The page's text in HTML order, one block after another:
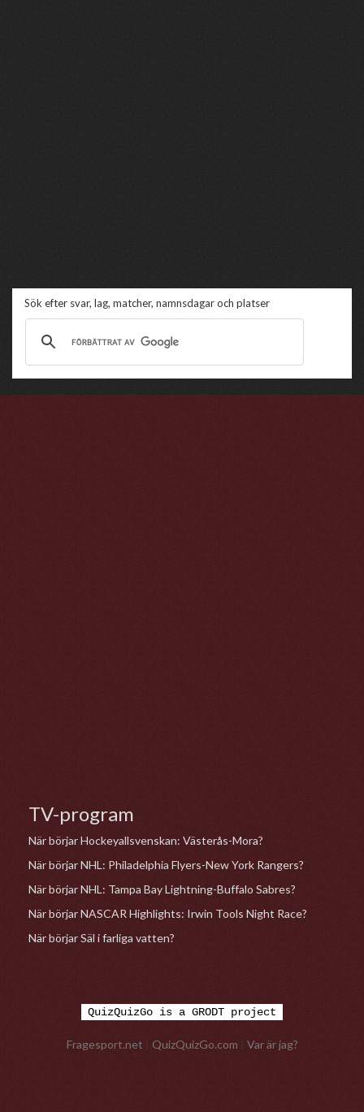
Sök efter svar, lag, matcher, namnsdagar och platser
TV-program
När börjar Hockeyallsvenskan: Västerås-Mora?
När börjar NHL: Philadelphia Flyers-New York Rangers?
När börjar NHL: Tampa Bay Lightning-Buffalo Sabres?
När börjar NASCAR Highlights: Irwin Tools Night Race?
När börjar Säl i farliga vatten?
QuizQuizGo is a GRODT project
Fragesport.net | QuizQuizGo.com Var är jag?